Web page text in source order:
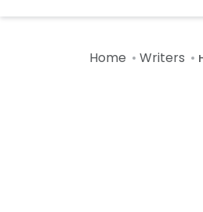
Home Writers